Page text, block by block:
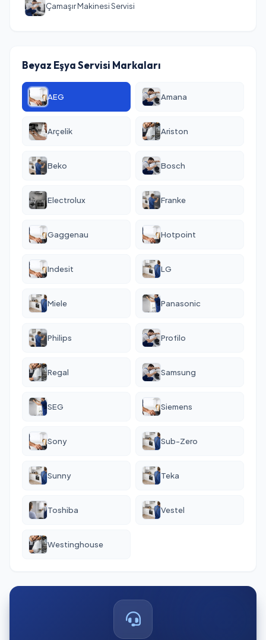
Çamaşır Makinesi Servisi
Beyaz Eşya Servisi Markaları
AEG Amana
Arçelik Ariston
Beko Bosch
Electrolux Franke
Gaggenau Hotpoint
Indesit LG
Miele Panasonic
Philips Profilo
Regal Samsung
SEG Siemens
Sony Sub-Zero
Sunny Teka
Toshiba Vestel
Westinghouse